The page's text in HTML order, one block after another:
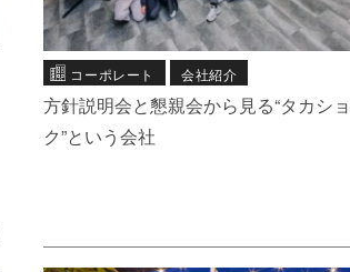
コーポレート 会社紹介
方針説明会と懇親会から見る“タカシ
ク”という会社